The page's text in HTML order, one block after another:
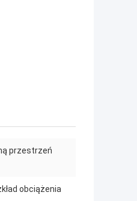
przestrzeń
obciążenia